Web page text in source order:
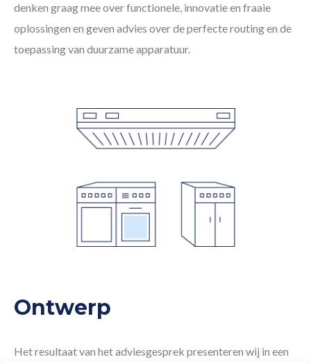
denken graag mee over functionele, innovatie en fraaie
oplossingen en geven advies over de perfecte routing en de
toepassing van duurzame apparatuur.
Ontwerp
Het resultaat van het adviesgesprek presenteren wij in een